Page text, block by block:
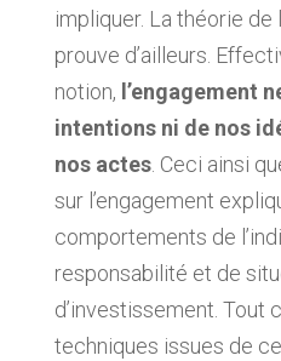
impliquer. La théorie de
prouve d’ailleurs.
notion, l’engagement
intentions ni de nos
nos actes. Ceci ainsi
sur l’engagement
comportements de
responsabilité et de
d’investissement. Tout
techniques issues de